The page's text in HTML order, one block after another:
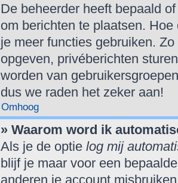
De beheerder heeft bepaald
om berichten te plaatsen.
je meer functies gebruiken.
opgeven, privéberichten
worden van
dus we raden het zeker aan!
Omhoog
» Waarom word ik
Als je de optie log mij
blijf je maar voor een
anderen je account